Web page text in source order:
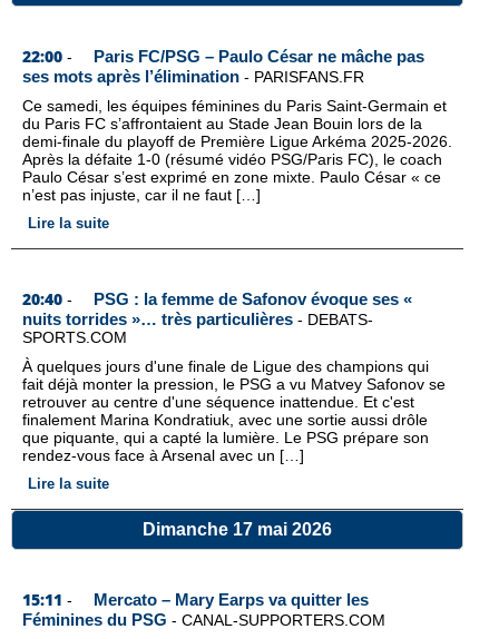
22:00 -
Paris FC/PSG – Paulo César ne mâche pas
ses mots après l’élimination - PARISFANS.FR
Ce samedi, les équipes féminines du Paris Saint-Germain et
du Paris FC s’affrontaient au Stade Jean Bouin lors de la
demi-finale du playoff de Première Ligue Arkéma 2025-2026.
Après la défaite 1-0 (résumé vidéo PSG/Paris FC), le coach
Paulo César s’est exprimé en zone mixte. Paulo César « ce
n’est pas injuste, car il ne faut […]
Lire la suite
20:40 -
PSG : la femme de Safonov évoque ses «
nuits torrides »… très particulières - DEBATS-
SPORTS.COM
À quelques jours d'une finale de Ligue des champions qui
fait déjà monter la pression, le PSG a vu Matvey Safonov se
retrouver au centre d'une séquence inattendue. Et c'est
finalement Marina Kondratiuk, avec une sortie aussi drôle
que piquante, qui a capté la lumière. Le PSG prépare son
rendez-vous face à Arsenal avec un […]
Lire la suite
Dimanche 17 mai 2026
15:11 -
Mercato – Mary Earps va quitter les
Féminines du PSG - CANAL-SUPPORTERS.COM